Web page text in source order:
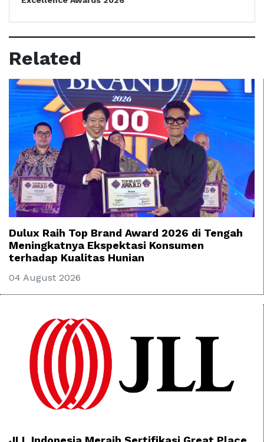
Related
Dulux Raih Top Brand Award 2026 di Tengah
Meningkatnya Ekspektasi Konsumen
terhadap Kualitas Hunian
04 August 2026